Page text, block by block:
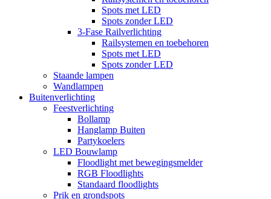
Spots met LED
Spots zonder LED
3-Fase Railverlichting
Railsystemen en toebehoren
Spots met LED
Spots zonder LED
Staande lampen
Wandlampen
Buitenverlichting
Feestverlichting
Bollamp
Hanglamp Buiten
Partykoelers
LED Bouwlamp
Floodlight met bewegingsmelder
RGB Floodlights
Standaard floodlights
Prik en grondspots